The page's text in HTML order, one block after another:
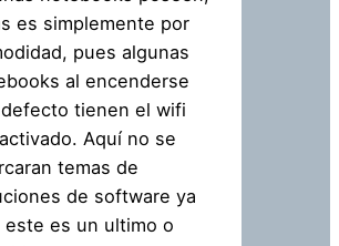
es simplemente por
pues algunas
al encenderse
tienen el wifi
Aquí no se
temas de
de software ya
este es un ultimo o